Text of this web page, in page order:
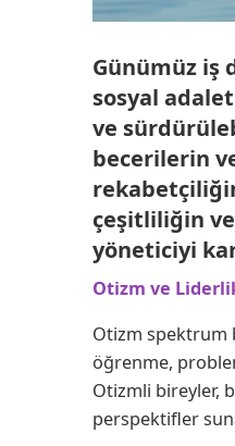
Günümüz iş
sosyal
ve
becerilerin
çeşitliliğin ve
yöneticiyi
Otizm ve
Otizm spektrum
öğrenme,
Otizmli bireyler,
perspektifler